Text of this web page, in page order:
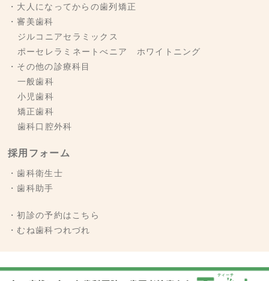
・大人になってからの歯列矯正
・審美歯科
ジルコニアセラミックス
ポーセレラミネートべニア ホワイトニング
・その他の診療科目
一般歯科
小児歯科
矯正歯科
歯科口腔外科
採用フォーム
・歯科衛生士
・歯科助手
・初診の予約はこちら
・むね歯科つれづれ